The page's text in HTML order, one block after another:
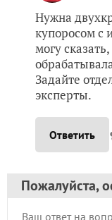
Нужна
купоросом с
могу
Задайте
эксперты.
Ответить
Пожалуйста,